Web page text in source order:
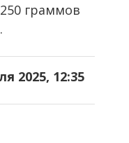
граммов
2025, 12:35